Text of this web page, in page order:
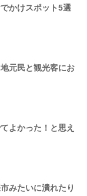
かけスポット5選
元民と観光客にお
よかった！と思え
みたいに潰れたり